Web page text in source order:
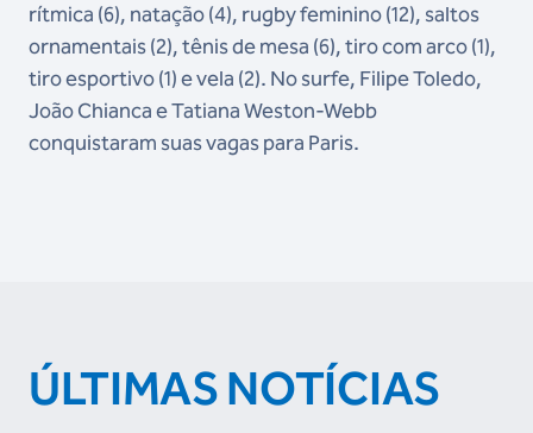
rítmica (6), natação (4), rugby feminino (12), saltos
ornamentais (2), tênis de mesa (6), tiro com arco (1),
tiro esportivo (1) e vela (2). No surfe, Filipe Toledo,
João Chianca e Tatiana Weston-Webb
conquistaram suas vagas para Paris.
ÚLTIMAS NOTÍCIAS